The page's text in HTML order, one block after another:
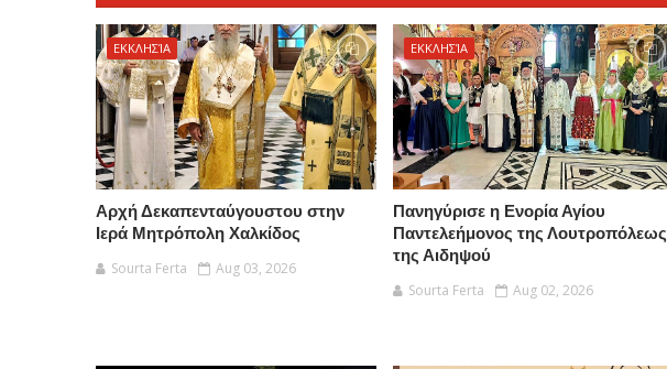
ΕΚΚΛΗΣΊΑ
Αρχή Δεκαπενταύγουστου στην
Ιερά Μητρόπολη Χαλκίδος
Sourta Ferta
Aug 03, 2026
ΕΚΚΛΗΣΊΑ
Πανηγύρισε η Ενορία Αγίου
Παντελεήμονος της Λουτροπόλεως
της Αιδηψού
Sourta Ferta
Aug 02, 2026